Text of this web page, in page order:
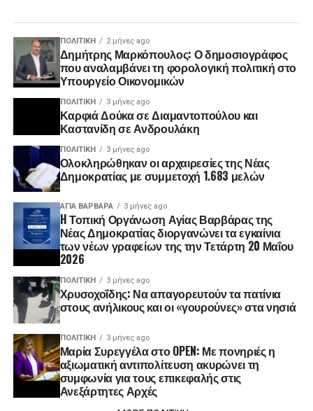
ΠΟΛΙΤΙΚΉ 2 μήνες ago
Δημήτρης Μαρκόπουλος: Ο δημοσιογράφος
που αναλαμβάνει τη φορολογική πολιτική στο
Υπουργείο Οικονομικών
ΠΟΛΙΤΙΚΉ 3 μήνες ago
Καρφιά Δούκα σε Διαμαντοπούλου και
Καστανίδη σε Ανδρουλάκη
ΠΟΛΙΤΙΚΉ 3 μήνες ago
Ολοκληρώθηκαν οι αρχαιρεσίες της Νέας
Δημοκρατίας με συμμετοχή 1.683 μελών
ΑΓΙΑ ΒΑΡΒΑΡΑ 3 μήνες ago
H Τοπική Οργάνωση Αγίας Βαρβάρας της
Νέας Δημοκρατίας διοργανώνει τα εγκαίνια
των νέων γραφείων της την Τετάρτη 20 Μαΐου
2026
ΠΟΛΙΤΙΚΉ 3 μήνες ago
Χρυσοχοΐδης: Να απαγορευτούν τα πατίνια
στους ανήλικους και οι «γουρούνες» στα νησιά
ΠΟΛΙΤΙΚΉ 3 μήνες ago
Μαρία Συρεγγέλα στο OPEN: Με πονηριές η
αξιωματική αντιπολίτευση ακυρώνει τη
συμφωνία για τους επικεφαλής στις
Ανεξάρτητες Αρχές